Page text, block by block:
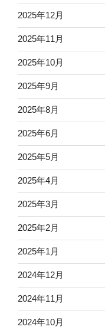
2025年12月
2025年11月
2025年10月
2025年9月
2025年8月
2025年6月
2025年5月
2025年4月
2025年3月
2025年2月
2025年1月
2024年12月
2024年11月
2024年10月